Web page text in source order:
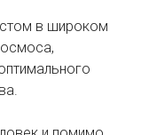
в широком